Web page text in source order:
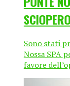
SCIOPERO
Sono stati
Nossa SPA
favore